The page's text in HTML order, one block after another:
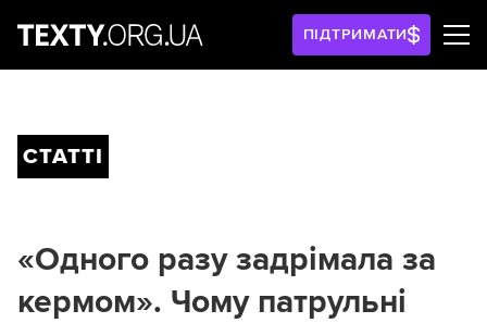
ПІДТРИМАТИ
СТАТТІ
«Одного разу задрімала за
кермом». Чому патрульні